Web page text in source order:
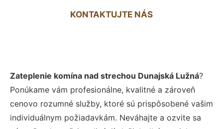
KONTAKTUJTE NÁS
Zateplenie komína nad strechou Dunajská Lužná?
Ponúkame vám profesionálne, kvalitné a zároveň
cenovo rozumné služby, ktoré sú prispôsobené vašim
individuálnym požiadavkám. Neváhajte a ozvite sa